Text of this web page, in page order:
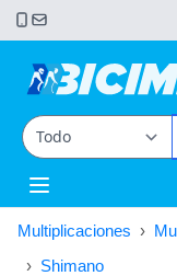
Open main menu
Multiplicaciones ›
› Shimano